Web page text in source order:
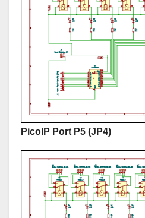
PicoIP Port P5 (JP4)